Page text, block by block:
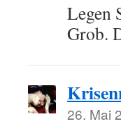
Legen
Grob.
26. Mai